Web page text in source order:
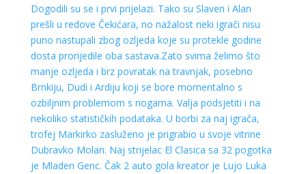
Dogodili su se i prvi prijelazi. Tako su Slaven i Alan
prešli u redove Čekićara, no nažalost neki igrači nisu
puno nastupali zbog ozljeda koje su protekle godine
dosta prorijedile oba sastava.Zato svima želimo što
manje ozljeda i brz povratak na travnjak, posebno
Brnkiju, Dudi i Ardiju koji se bore momentalno s
ozbiljnim problemom s nogama. Valja podsjetiti i na
nekoliko statističkih podataka. U borbi za naj igrača,
trofej Markirko zasluženo je prigrabio u svoje vitrine
Dubravko Molan. Naj strijelac El Clasica sa 32 pogotka
je Mladen Genc. Čak 2 auto gola kreator je Lujo Luka